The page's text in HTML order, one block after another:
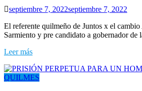
septiembre 7, 2022septiembre 7, 2022
El referente quilmeño de Juntos x el
Sarmiento y pre candidato a gobernador
Leer más
QUILMES